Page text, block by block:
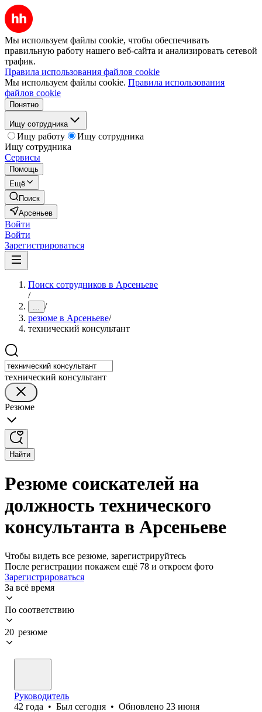
Мы используем файлы cookie, чтобы обеспечивать
правильную работу нашего веб-сайта и анализировать сетевой
трафик.
Правила использования файлов cookie
Мы используем файлы cookie. Правила использования
файлов cookie
Понятно
Ищу сотрудника
Ищу работу
Ищу сотрудника
Ищу сотрудника
Сервисы
Помощь
Ещё
Поиск
Арсеньев
Войти
Войти
Зарегистрироваться
Поиск сотрудников в Арсеньеве
/
... /
резюме в Арсеньеве/
технический консультант
технический консультант
Резюме
Найти
Резюме соискателей на
должность технического
консультанта в Арсеньеве
Чтобы видеть все резюме, зарегистрируйтесь
После регистрации покажем ещё 78 и откроем фото
Зарегистрироваться
За всё время
По соответствию
20 резюме
Руководитель
42 года • Был сегодня • Обновлено 23 июня